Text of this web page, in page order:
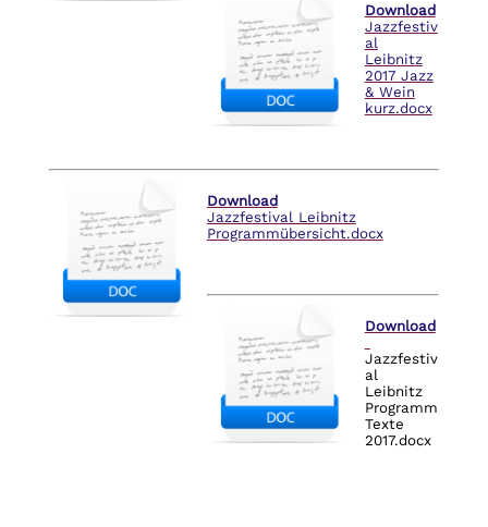
Download
Jazzfestiv
al
Leibnitz
2017 Jazz
& Wein
kurz.docx
Download
Jazzfestival Leibnitz
Programmübersicht.docx
Download
Jazzfestiv
al
Leibnitz
Programm
Texte
2017.docx